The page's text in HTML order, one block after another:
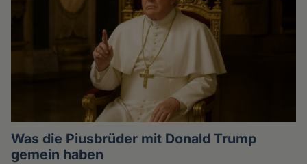
Was die Piusbrüder mit Donald Trump
gemein haben